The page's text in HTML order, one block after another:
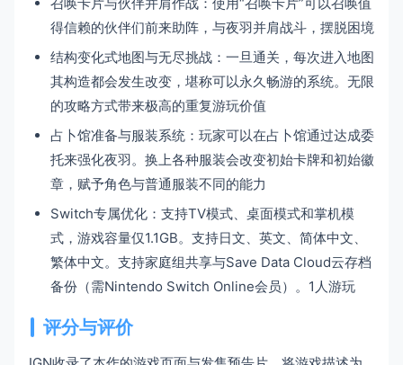
得信赖的伙伴们前来助阵，与夜羽并肩战斗，摆脱困境
结构变化式地图与无尽挑战：一旦通关，每次进入地图
其构造都会发生改变，堪称可以永久畅游的系统。无限
的攻略方式带来极高的重复游玩价值
占卜馆准备与服装系统：玩家可以在占卜馆通过达成委
托来强化夜羽。换上各种服装会改变初始卡牌和初始徽
章，赋予角色与普通服装不同的能力
Switch专属优化：支持TV模式、桌面模式和掌机模
式，游戏容量仅1.1GB。支持日文、英文、简体中文、
繁体中文。支持家庭组共享与Save Data Cloud云存档
备份（需Nintendo Switch Online会员）。1人游玩
评分与评价